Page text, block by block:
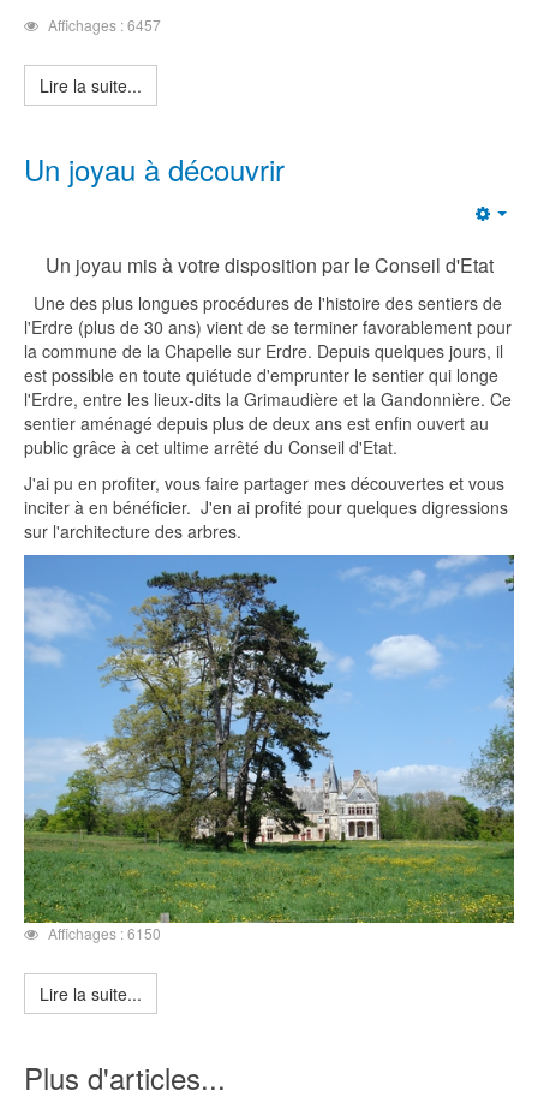
Affichages : 6457
Lire la suite...
Un joyau à découvrir
Un joyau mis à votre disposition par le Conseil d'Etat
Une des plus longues procédures de l'histoire des sentiers de
l'Erdre (plus de 30 ans) vient de se terminer favorablement pour
la commune de la Chapelle sur Erdre. Depuis quelques jours, il
est possible en toute quiétude d'emprunter le sentier qui longe
l'Erdre, entre les lieux-dits la Grimaudière et la Gandonnière. Ce
sentier aménagé depuis plus de deux ans est enfin ouvert au
public grâce à cet ultime arrêté du Conseil d'Etat.
J'ai pu en profiter, vous faire partager mes découvertes et vous
inciter à en bénéficier. J'en ai profité pour quelques digressions
sur l'architecture des arbres.
Affichages : 6150
Lire la suite...
Plus d'articles...